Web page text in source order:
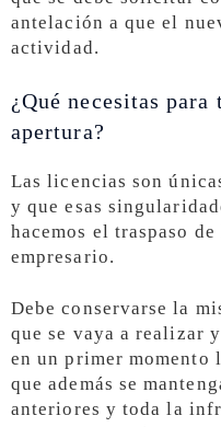
antelación a que el
actividad.
¿Qué necesitas
apertura?
Las licencias son
y que esas
hacemos el traspaso
empresario.
Debe conservarse la
que se vaya a realizar
en un primer
que además se
anteriores y toda la